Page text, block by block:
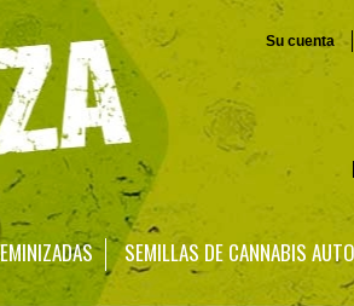
Su cuenta
SEMILLAS DE CANNABIS